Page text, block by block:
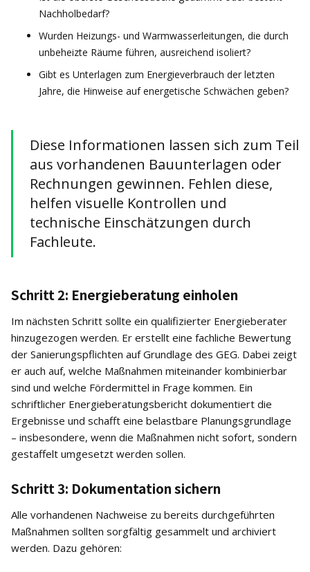
Nachholbedarf?
Wurden Heizungs- und Warmwasserleitungen, die durch
unbeheizte Räume führen, ausreichend isoliert?
Gibt es Unterlagen zum Energieverbrauch der letzten
Jahre, die Hinweise auf energetische Schwächen geben?
Diese Informationen lassen sich zum Teil
aus vorhandenen Bauunterlagen oder
Rechnungen gewinnen. Fehlen diese,
helfen visuelle Kontrollen und
technische Einschätzungen durch
Fachleute.
Schritt 2: Energieberatung einholen
Im nächsten Schritt sollte ein qualifizierter Energieberater
hinzugezogen werden. Er erstellt eine fachliche Bewertung
der Sanierungspflichten auf Grundlage des GEG. Dabei zeigt
er auch auf, welche Maßnahmen miteinander kombinierbar
sind und welche Fördermittel in Frage kommen. Ein
schriftlicher Energieberatungsbericht dokumentiert die
Ergebnisse und schafft eine belastbare Planungsgrundlage
– insbesondere, wenn die Maßnahmen nicht sofort, sondern
gestaffelt umgesetzt werden sollen.
Schritt 3: Dokumentation sichern
Alle vorhandenen Nachweise zu bereits durchgeführten
Maßnahmen sollten sorgfältig gesammelt und archiviert
werden. Dazu gehören: